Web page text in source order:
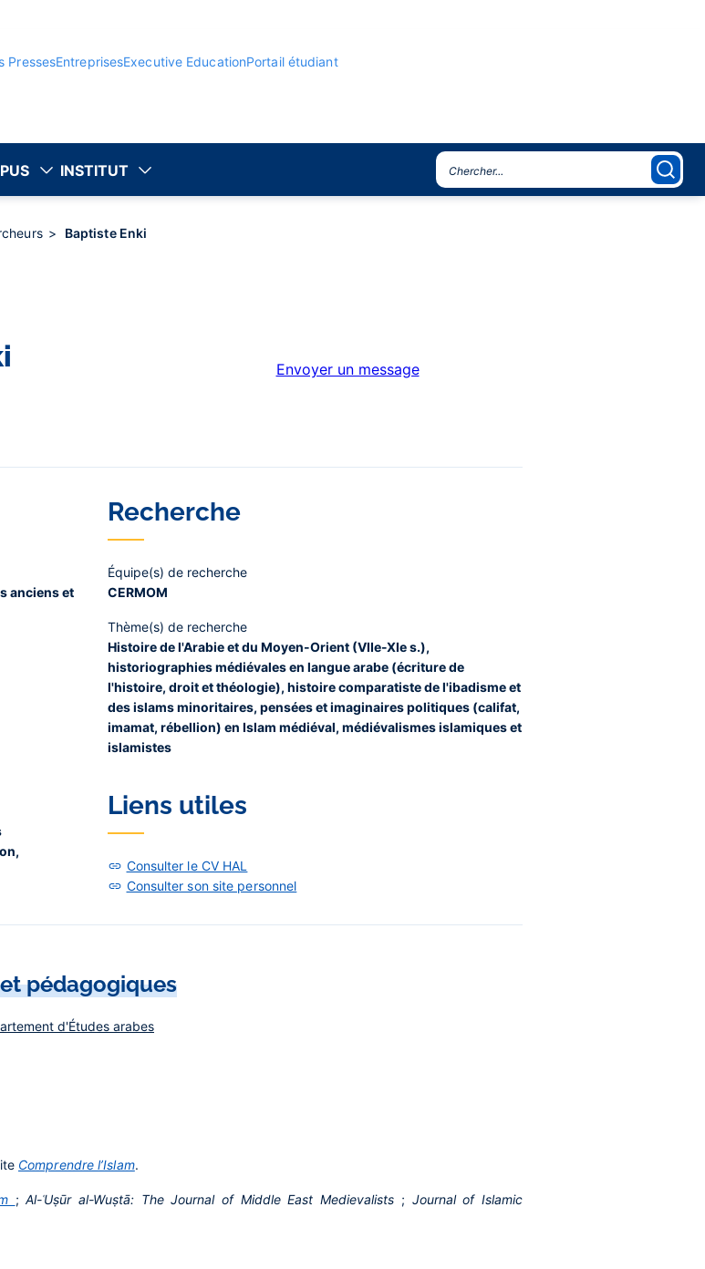
PressesEntreprisesExecutive EducationPortail étudiant
INSTITUT
Baptiste Enki
Envoyer un message
anciens et
Recherche
Équipe(s) de recherche
CERMOM
Thème(s) de recherche
Histoire de l'Arabie et du Moyen-Orient (VIIe-XIe s.),
historiographies médiévales en langue arabe (écriture de
l'histoire, droit et théologie), histoire comparatiste de l'ibadisme et
des islams minoritaires, pensées et imaginaires politiques (califat,
imamat, rébellion) en Islam médiéval, médiévalismes islamiques et
islamistes
Liens utiles
Consulter le CV HAL
Consulter son site personnel
pédagogiques
d'Études arabes
Comprendre l’Islam.
;Al-ʿUṣūr al-Wuṣtā: The Journal of Middle East Medievalists ; Journal of Islamic